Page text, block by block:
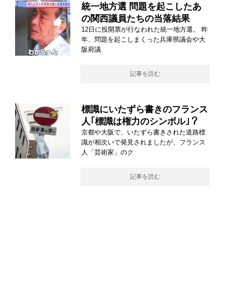
統一地方選 問題を起こしたあ
の関西議員たちの当落結果
12日に投開票が行なわれた統一地方選。 昨
年、問題を起こしまくった兵庫県議会や大
阪府議
記事を読む
標識にいたずら書きのフランス
人｢標識は権力のシンボル｣？
京都や大阪で、いたずら書きされた道路標
識が相次いで発見されましたが、フランス
人「芸術家」のク
記事を読む